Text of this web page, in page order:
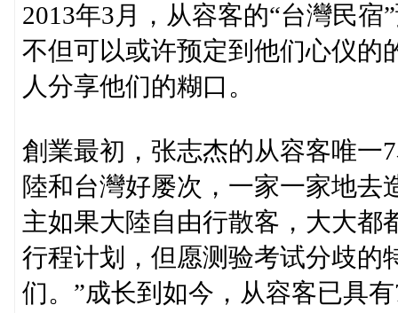
2013年3月，从容客的“台灣民
不但可以或许预定到他们心仪的
人分享他们的糊口。
創業最初，张志杰的从容客唯一
陸和台灣好屡次，一家一家地去
主如果大陸自由行散客，大大都
行程计划，但愿测验考试分歧的
们。”成长到如今，从容客已具